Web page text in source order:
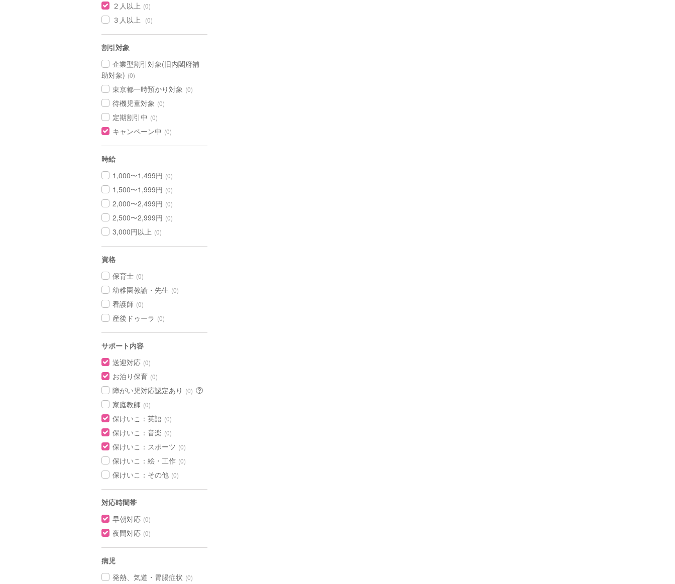
２人以上 (0)
３人以上 (0)
割引対象
企業型割引対象(旧内閣府補
助対象) (0)
東京都一時預かり対象 (0)
待機児童対象 (0)
定期割引中 (0)
キャンペーン中 (0)
時給
1,000〜1,499円 (0)
1,500〜1,999円 (0)
2,000〜2,499円 (0)
2,500〜2,999円 (0)
3,000円以上 (0)
資格
保育士 (0)
幼稚園教諭・先生 (0)
看護師 (0)
産後ドゥーラ (0)
サポート内容
送迎対応 (0)
お泊り保育 (0)
障がい児対応認定あり (0)
家庭教師 (0)
保けいこ：英語 (0)
保けいこ：音楽 (0)
保けいこ：スポーツ (0)
保けいこ：絵・工作 (0)
保けいこ：その他 (0)
対応時間帯
早朝対応 (0)
夜間対応 (0)
病児
発熱、気道・胃腸症状 (0)